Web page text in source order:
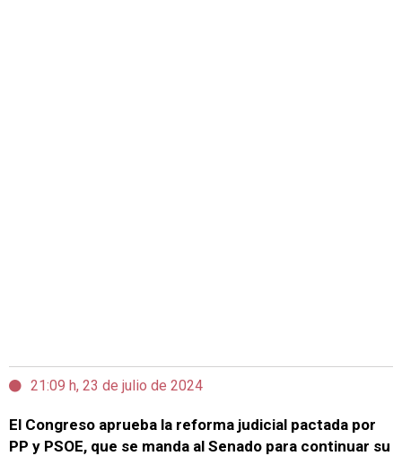
21:09 h, 23 de julio de 2024
El Congreso aprueba la reforma judicial pactada por
PP y PSOE, que se manda al Senado para continuar su